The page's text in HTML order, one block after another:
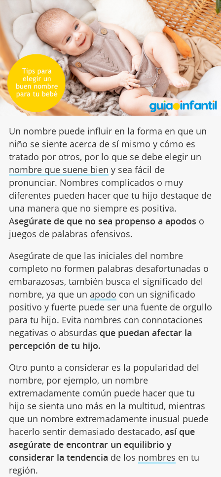
Un nombre puede influir en la forma en que un
niño se siente acerca de sí mismo y cómo es
tratado por otros, por lo que se debe elegir un
nombre que suene bien y sea fácil de
pronunciar. Nombres complicados o muy
diferentes pueden hacer que tu hijo destaque de
una manera que no siempre es positiva.
Asegúrate de que no sea propenso a apodos o
juegos de palabras ofensivos.
Asegúrate de que las iniciales del nombre
completo no formen palabras desafortunadas o
embarazosas, también busca el significado del
nombre, ya que un apodo con un significado
positivo y fuerte puede ser una fuente de orgullo
para tu hijo. Evita nombres con connotaciones
negativas o absurdas que puedan afectar la
percepción de tu hijo.
Otro punto a considerar es la popularidad del
nombre, por ejemplo, un nombre
extremadamente común puede hacer que tu
hijo se sienta uno más en la multitud, mientras
que un nombre extremadamente inusual puede
hacerlo sentir demasiado destacado, así que
asegúrate de encontrar un equilibrio y
considerar la tendencia de los nombres en tu
región.